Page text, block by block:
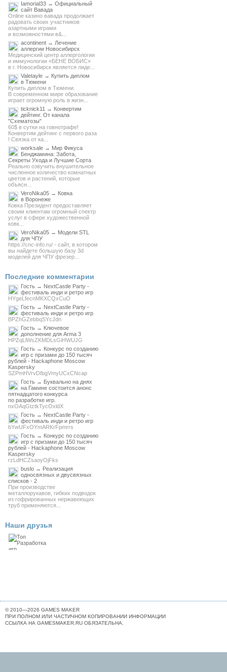
Iamorial33 → Официальный
сайт Вавада
Online казино вавада продолжает
радовать своих участников
азартными играми
и возможностями в&...
acontinent → Лечение
аллергии Новосибирск
Медицинский центр аллергологии
и иммунологии «БЕНЕ ВОБИС»
в г. Новосибирск является лиде...
Valetayle → Купить диплом
в Тюмени
Купить диплом в Тюмени.
В современном мире образование
играет огромную роль в жизн...
ticknick11 → Конвертим
дейтинг. От канала
"Схематозы"
60$ в сутки на говнотрафе!
Конвертим дейтинг с первого раза
! Связка от ка...
worksale → Мир Фикуса
Бенджамина: Забота,
Секреты Ухода и Лучшие Сорта
Реально озвучить внушительное
численное количество комнатных
цветов и растений, которые
объясн...
VeroNika05 → Ковка
в Воронеже
Ковка Президент предоставляет
своим клиентам огромный спектр
услуг в сфере художественной
ковк...
VeroNika05 → Модели STL
для ЧПУ
https://cnc-info.ru/ - сайт, в котором
вы найдете большую базу 3d
моделей для ЧПУ фрезер...
Последние комментарии
Гость → NextCastle Party -
фестиваль инди и ретро игр
HYgeLfecnMKXCQxCuO
Гость → NextCastle Party -
фестиваль инди и ретро игр
BPZhGZebbqSYcJdn
Гость → Ключевое
дополнение для Arma 3
HPZqLlWsZKMDLsGiHWUJG
Гость → Конкурс по созданию
игр с призами до 150 тысяч
рублей - Hackaphone Moscow
Kaspersky
SZPmHVrvDIbgVmyUCxCNcap
Гость → Буквально на днях
на Гамине состоится анонс
пятнадцатого конкурса
по разработке игр.
nxOAqGtztkTycOxldX
Гость → NextCastle Party -
фестиваль инди и ретро игр
bYwUFxOYmARKrFpmrrs
Гость → Конкурс по созданию
игр с призами до 150 тысяч
рублей - Hackaphone Moscow
Kaspersky
rzLdHCZsaoyOjFks
buslo → Реализация
односвязных и двусвязных
списков - 2
При производстве
металлорукавов, гибких подводок
из гофрированных нержавеющих
труб применяются...
Наши друзья
© 2010—2026 GAMES MAKER
ПРИ ПОЛНОМ ИЛИ ЧАСТИЧНОМ КОПИРОВАНИИ ИНФОРМАЦИИ
ССЫЛКА НА GAMESMAKER.RU ОБЯЗАТЕЛЬНА.